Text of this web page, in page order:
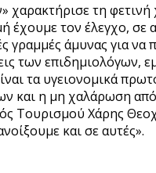
χαρακτήρισε τη
έχουμε τον έλεγχο,
γραμμές άμυνας για
των επιδημιολόγων,
τα υγειονομικά
η μη χαλάρωση από
Τουρισμού Χάρης
και σε αυτές».